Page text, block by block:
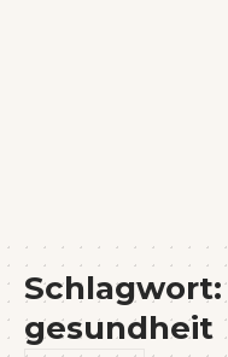
Schlagwort:
gesundheit